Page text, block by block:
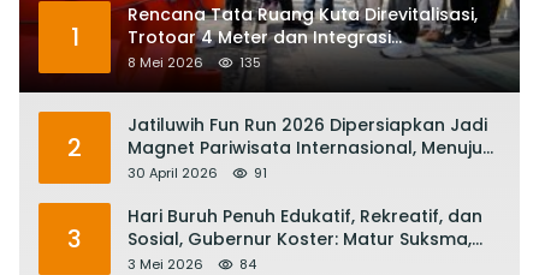
1
Rencana Tata Ruang Kuta Direvitalisasi,
Trotoar 4 Meter dan Integrasi
Transportasi Listrik
8 Mei 2026 135
2
Jatiluwih Fun Run 2026 Dipersiapkan Jadi
Magnet Pariwisata Internasional, Menuju
Satu Abad Pariwisata Bali
30 April 2026 91
3
Hari Buruh Penuh Edukatif, Rekreatif, dan
Sosial, Gubernur Koster: Matur Suksma,
Keringat Pekerja Mesin Ekonomi Bali
3 Mei 2026 84